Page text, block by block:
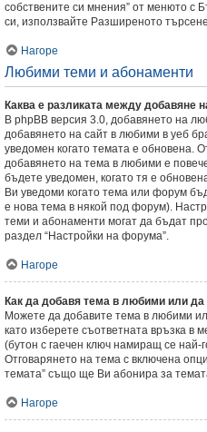
собствените си мнения” от менюто с
си, използвайте Разширеното
Нагоре
Любими теми и абонаменти
Каква е разликата между добавяне
В phpBB версия 3.0, добавянето на
добавянето на сайт в любими в уеб
уведомен когато темата е обновена.
добавянето на тема в любими е
бъдете уведомен, когато тя е
Ви уведоми когато тема или форум
е нова тема в някой под форум).
теми и абонаменти могат да бъдат
раздел “Настройки на форума”.
Нагоре
Как да добавя тема в любими или
Можете да добавите тема в любими
като изберете съответната връзка в
(бутон с гаечен ключ намиращ се най-
Отговарянето на тема с включена
темата” също ще Ви абонира за
Нагоре